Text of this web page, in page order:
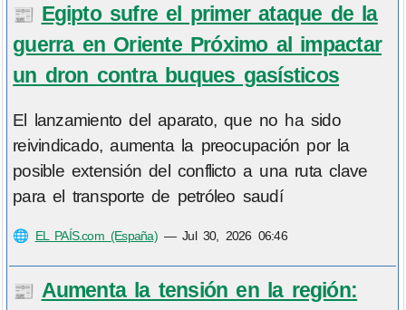
📰 Egipto sufre el primer ataque de la
guerra en Oriente Próximo al impactar
un dron contra buques gasísticos
El lanzamiento del aparato, que no ha sido
reivindicado, aumenta la preocupación por la
posible extensión del conflicto a una ruta clave
para el transporte de petróleo saudí
🌐 EL PAÍS.com (España)—Jul 30, 2026 06:46
📰 Aumenta la tensión en la región: